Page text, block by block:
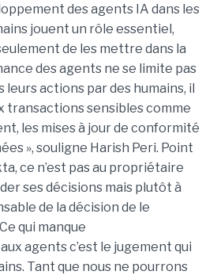
des agents IA dans les
jouent un rôle essentiel,
de les mettre dans la
des agents ne se limite pas
actions par des humains, il
transactions sensibles comme
les mises à jour de conformité
», souligne Harish Peri. Point
ce n’est pas au propriétaire
ses décisions mais plutôt à
de la décision de le
qui manque
agents c’est le jugement qui
Tant que nous ne pourrons